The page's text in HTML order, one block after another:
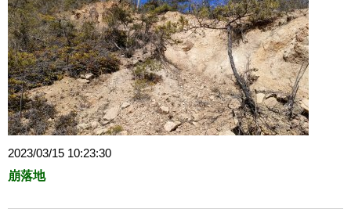
2023/03/15 10:23:30
崩落地